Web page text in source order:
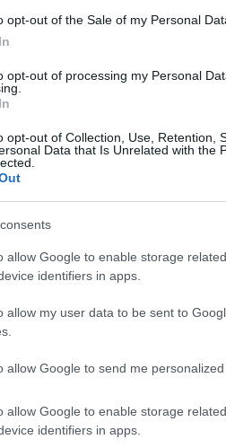
opt-out of the Sale of my Personal
opt-out of processing my Personal
opt-out of Collection, Use, Retention,
Data that Is Unrelated with the
allow Google to enable storage
identifiers in apps.
allow my user data to be sent to
allow Google to send me personalized
allow Google to enable storage
identifiers in apps.
Riasztás az OTP-től, újra
hivatkoznak a csalók